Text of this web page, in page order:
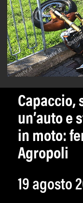
Capaccio,
un’auto e
in moto:
Agropoli
19 agosto